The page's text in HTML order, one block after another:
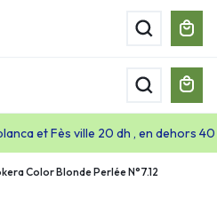
et Fès ville 20 dh , en dehors
Color Blonde Perlée N°7.12